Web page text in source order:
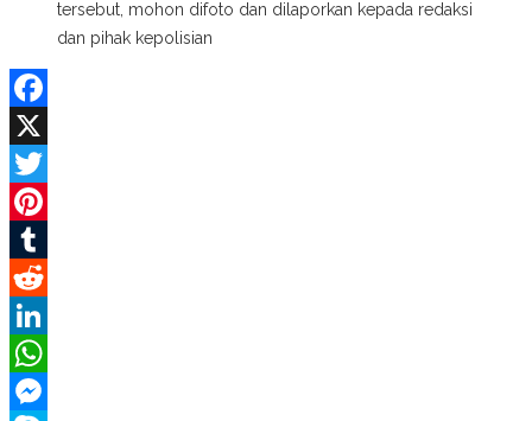
tersebut, mohon difoto dan dilaporkan kepada redaksi
dan pihak kepolisian
Facebook
X
Twitter
Pinterest
Tumblr
Reddit
LinkedIn
WhatsApp